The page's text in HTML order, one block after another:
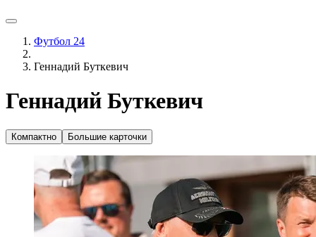
Футбол 24
Геннадий Буткевич
Геннадий Буткевич
Компактно Большие карточки